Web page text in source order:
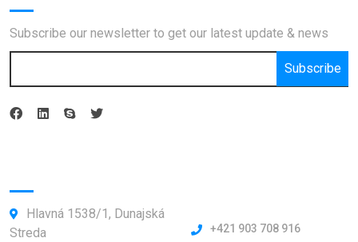
Subscribe our newsletter to get our latest update & news
Subscribe
Hlavná 1538/1, Dunajská
Streda
+421 903 708 916